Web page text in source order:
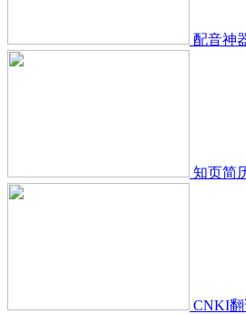
配音神
知页简
CNKI